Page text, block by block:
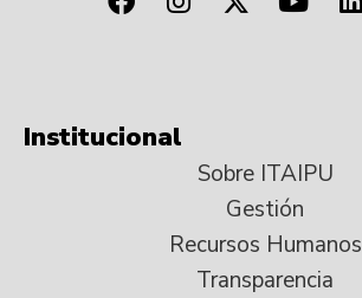
Institucional
Sobre ITAIPU
Gestión
Recursos Humanos
Transparencia